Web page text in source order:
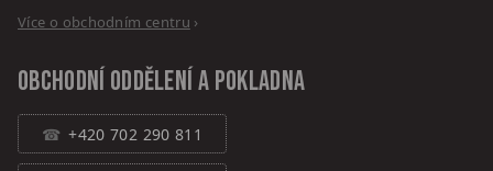
Více o obchodním centru ›
Obchodní oddělení a pokladna
+420 702 290 811